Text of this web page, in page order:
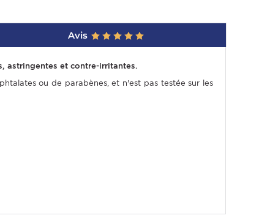
Avis
astringentes et contre-irritantes.
ou de parabènes, et n'est pas testée sur les